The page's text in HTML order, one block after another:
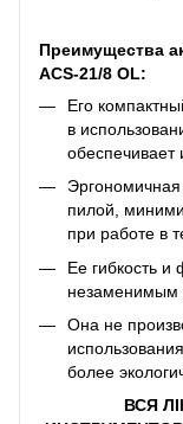
Преимущества
ACS-21/8 OL:
Его
в
обеспечивает
Эргономичная
пилой,
при работе в
Ее гибкость и
незаменимым
Она не
более
ВСЯ